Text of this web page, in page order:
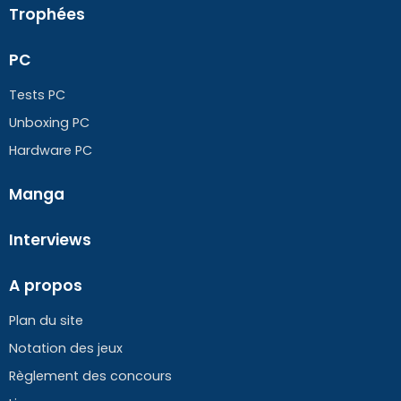
Trophées
PC
Tests PC
Unboxing PC
Hardware PC
Manga
Interviews
A propos
Plan du site
Notation des jeux
Règlement des concours